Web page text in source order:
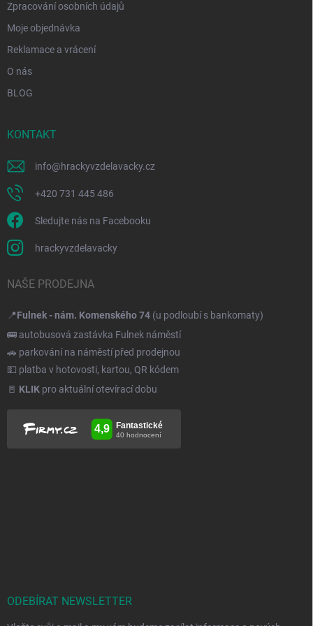
Zpracování osobních údajů
Moje objednávka
Reklamace a vrácení
O nás
BLOG
KONTAKT
info@hrackyvzdelavacky.cz
+420 731 445 486
Sledujte nás na Facebooku
hrackyvzdelavacky
NAŠE PRODEJNA
📍Fulnek - nám. Komenského 74 (u podloubí s bankomaty)
🚌 autobusová zastávka Fulnek náměstí
🚗 parkování na náměstí před prodejnou
💵 platba v hotovosti, kartou, QR kódem
🚪 KLIK pro aktuální otevírací dobu
ODEBÍRAT NEWSLETTER